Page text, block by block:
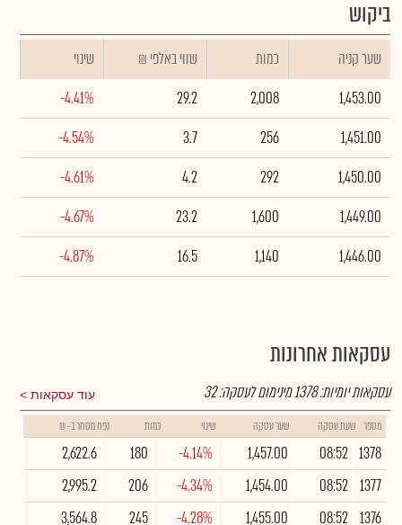
ביקוש
שער קניה כמות ₪ שווי באלפי
שינוי
1,453.00
2,008
29.2
-4.41%
1,451.00
256
3.7
-4.54%
1,450.00
292
4.2
-4.61%
1,449.00
1,600
23.2
-4.67%
1,446.00
1,140
16.5
-4.87%
עסקאות אחרונות
עוד עסקאות עסקאות יומיות:1378מינימום לעסקה:32
מספר שעת עסקה שער עסקה שינוי כמות נפח מסחר ב- ₪
1378
08:52
1,457.00
-4.14%
180
2,622.6
1377
08:52
1,454.00
-4.34%
206
2,995.2
1376
08:52
1,455.00
-4.28%
245
3,564.8